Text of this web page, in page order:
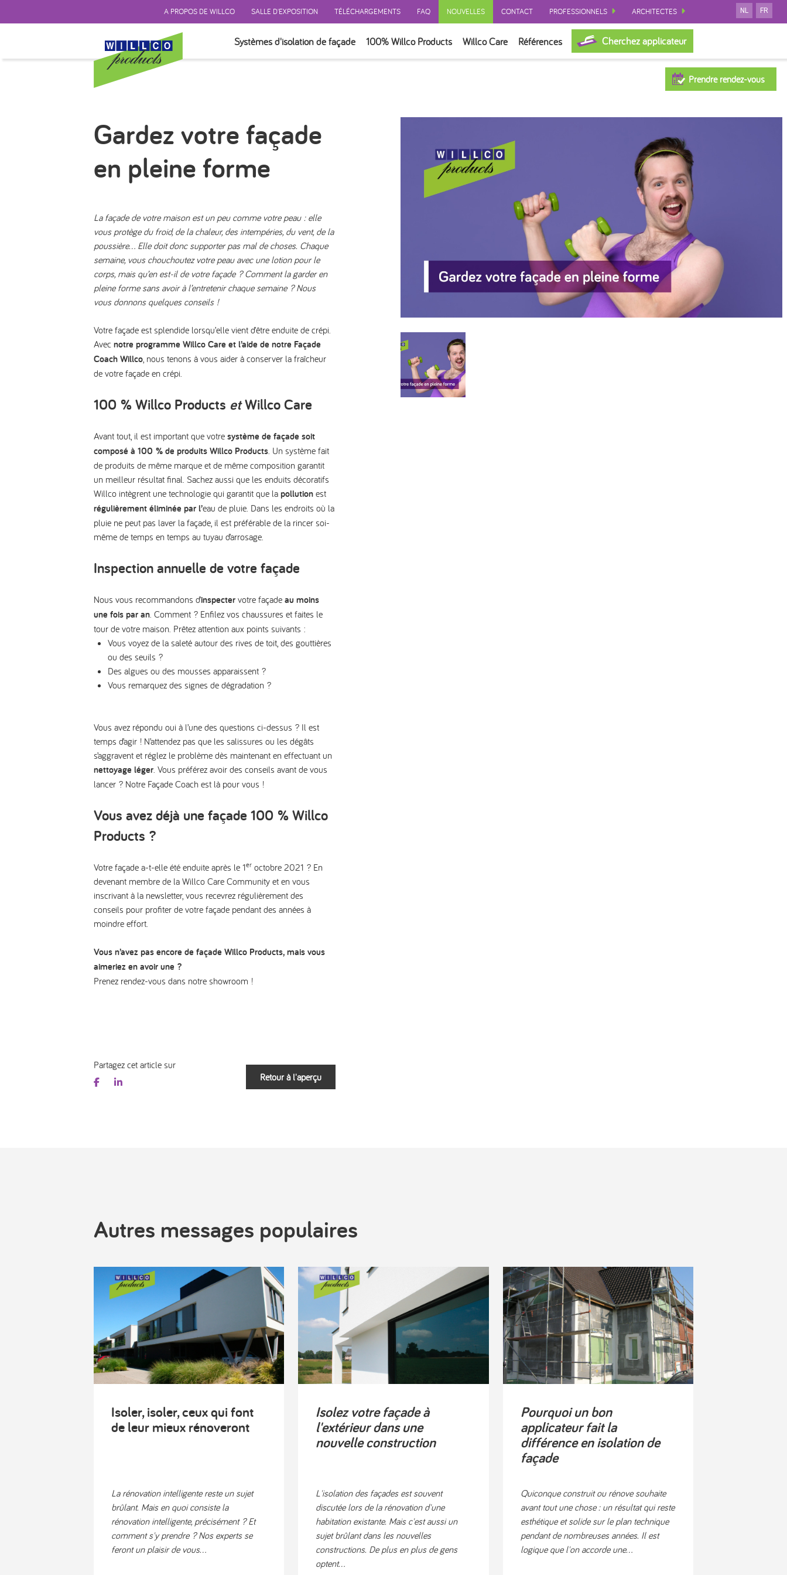
A PROPOS DE WILLCO SALLE D'EXPOSITION TÉLÉCHARGEMENTS FAQ NOUVELLES CONTACT PROFESSIONNELS ARCHITECTES NL FR
Systèmes d'isolation de façade
SYSTÈME VENTILÉ
FINITION
ACCESSOIRES
100% Willco Products Willco Care Références Cherchez applicateur
Prendre rendez-vous
Gardez votre façade
en pleine forme
La façade de votre maison est un peu comme votre peau : elle
vous protège du froid, de la chaleur, des intempéries, du vent, de la
poussière... Elle doit donc supporter pas mal de choses. Chaque
semaine, vous chouchoutez votre peau avec une lotion pour le
corps, mais qu’en est-il de votre façade ? Comment la garder en
pleine forme sans avoir à l’entretenir chaque semaine ? Nous
vous donnons quelques conseils !
Votre façade est splendide lorsqu’elle vient d’être enduite de crépi.
Avec notre programme Willco Careet l’aide de notre Façade
Coach Willco, nous tenons à vous aider à conserver la fraîcheur
de votre façade en crépi.
100 % Willco Products etWillco Care
Avant tout, il est important que votre système de façade soit
composé à 100 % de produits Willco Products. Un système fait
de produits de même marque et de même composition garantit
un meilleur résultat final. Sachez aussi que les enduits décoratifs
Willco intègrent une technologie qui garantit que la pollution est
régulièrement éliminée par l’eau de pluie. Dans les endroits où la
pluie ne peut pas laver la façade, il est préférable de la rincer soi-
même de temps en temps au tuyau d’arrosage.
Inspection annuelle de votre façade
Nous vous recommandons d’inspecter votre façade au moins
une fois par an. Comment ? Enfilez vos chaussures et faites le
tour de votre maison. Prêtez attention aux points suivants :
Vous voyez de la saleté autour des rives de toit, des gouttières
ou des seuils ?
Des algues ou des mousses apparaissent ?
Vous remarquez des signes de dégradation ?
Vous avez répondu oui à l’une des questions ci-dessus ? Il est
temps d’agir ! N’attendez pas que les salissures ou les dégâts
s’aggravent et réglez le problème dès maintenant en effectuant un
nettoyage léger. Vous préférez avoir des conseils avant de vous
lancer ? Notre Façade Coach est là pour vous !
Vous avez déjà une façade 100 % Willco
Products ?
Votre façade a-t-elle été enduite après le 1er octobre 2021 ? En
devenant membre de la Willco Care Community et en vous
inscrivant à la newsletter, vous recevrez régulièrement des
conseils pour profiter de votre façade pendant des années à
moindre effort.
Vous n’avez pas encore de façade Willco Products, mais vous
aimeriez en avoir une ?
Prenez rendez-vous dans notre showroom !
Partagez cet article sur
Retour à l'aperçu
Autres messages populaires
Isoler, isoler, ceux qui font
de leur mieux rénoveront
La rénovation intelligente reste un sujet
brûlant. Mais en quoi consiste la
rénovation intelligente, précisément ? Et
comment s'y prendre ? Nos experts se
feront un plaisir de vous...
Isolez votre façade à
l'extérieur dans une
nouvelle construction
L'isolation des façades est souvent
discutée lors de la rénovation d'une
habitation existante. Mais c'est aussi un
sujet brûlant dans les nouvelles
constructions. De plus en plus de gens
optent...
Pourquoi un bon
applicateur fait la
différence en isolation de
façade
Quiconque construit ou rénove souhaite
avant tout une chose : un résultat qui reste
esthétique et solide sur le plan technique
pendant de nombreuses années. Il est
logique que l'on accorde une...